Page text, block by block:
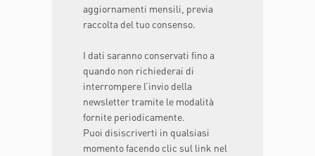
aggiornamenti mensili, previa
raccolta del tuo consenso.
I dati saranno conservati fino a
quando non richiederai di
interrompere l’invio della
newsletter tramite le modalità
fornite periodicamente.
Puoi disiscriverti in qualsiasi
momento facendo clic sul link nel